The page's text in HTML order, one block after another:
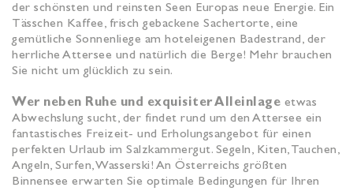
der schönsten und reinsten Seen Europas neue Energie. Ein
Tässchen Kaffee, frisch gebackene Sachertorte, eine
gemütliche Sonnenliege am hoteleigenen Badestrand, der
herrliche Attersee und natürlich die Berge! Mehr brauchen
Sie nicht um glücklich zu sein.
Wer neben Ruhe und exquisiter Alleinlage etwas
Abwechslung sucht, der findet rund um den Attersee ein
fantastisches Freizeit- und Erholungsangebot für einen
perfekten Urlaub im Salzkammergut. Segeln, Kiten, Tauchen,
Angeln, Surfen, Wasserski! An Österreichs größten
Binnensee erwarten Sie optimale Bedingungen für Ihren